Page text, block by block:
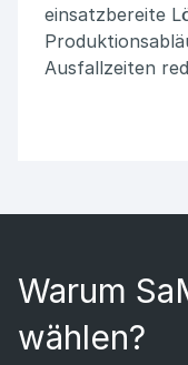
einsatzbereite
Ausfallzeiten
Warum
wählen?